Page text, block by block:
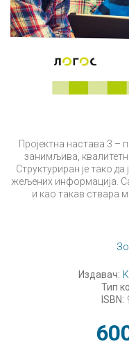
Пројектна настава 3 –
занимљива,
Структуриран је тако
жељених информација.
и као такав
Издавач:
Тип
ISBN: